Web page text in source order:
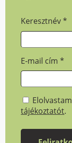
Keresztnév*
E-mail cím*
tájékoztatót.